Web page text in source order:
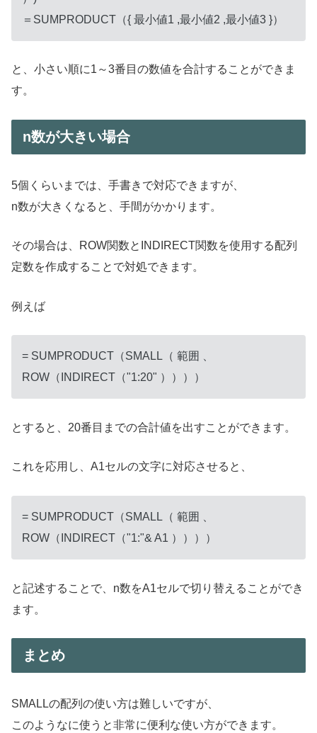
＝SUMPRODUCT（{ 最小値1 ,最小値2 ,最小値3 }）
と、小さい順に1～3番目の数値を合計することができま
す。
n数が大きい場合
5個くらいまでは、手書きで対応できますが、
n数が大きくなると、手間がかかります。
その場合は、ROW関数とINDIRECT関数を使用する配列
定数を作成することで対処できます。
例えば
= SUMPRODUCT（SMALL（ 範囲 、
ROW（INDIRECT（"1:20" ））））
とすると、20番目までの合計値を出すことができます。
これを応用し、A1セルの文字に対応させると、
= SUMPRODUCT（SMALL（ 範囲 、
ROW（INDIRECT（"1:"& A1 ））））
と記述することで、n数をA1セルで切り替えることができ
ます。
まとめ
SMALLの配列の使い方は難しいですが、
このようなに使うと非常に便利な使い方ができます。